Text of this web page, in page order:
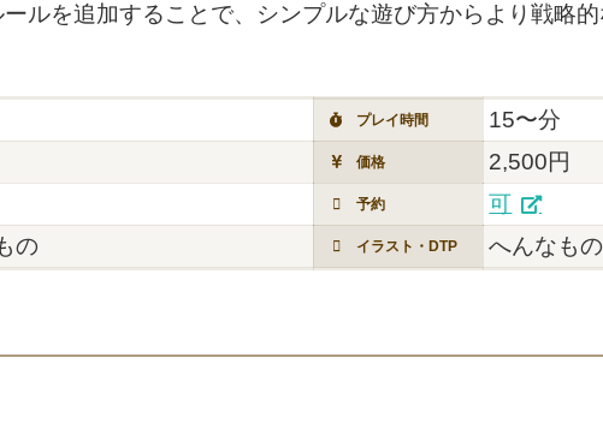
ルを追加することで、シンプルな遊び方からより戦略
プレイ時間 15〜分
価格 2,500円
予約 可
の イラスト・DTP へんなもの